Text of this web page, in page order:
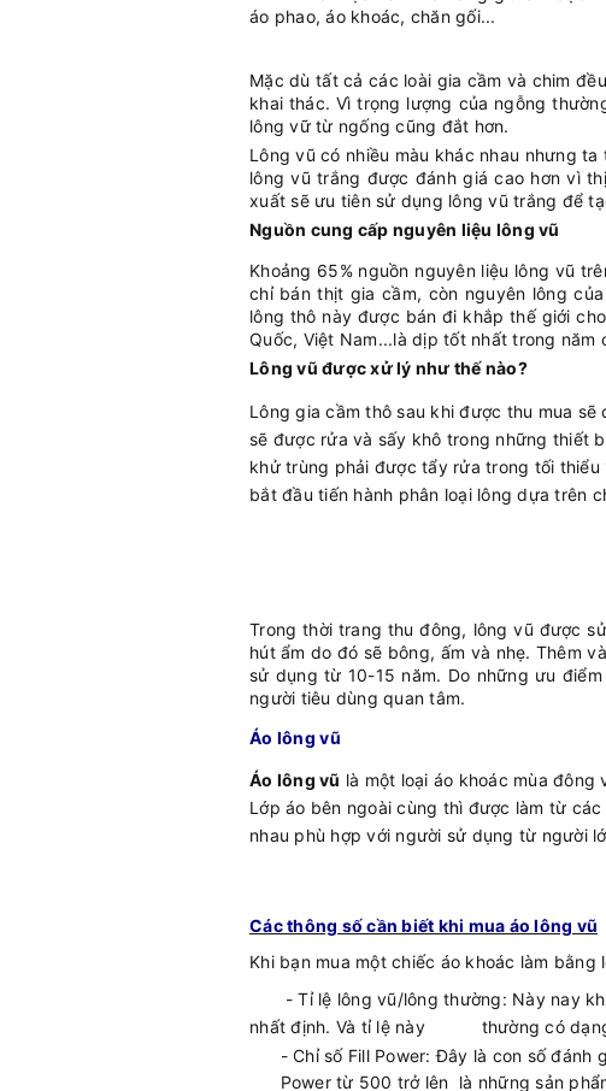
áo phao, áo khoác, chăn gối...
Mặc dù tất cả các loài gia cầm và chim
khai thác. Vì trọng lượng của ngỗng
lông vữ từ ngống cũng đắt hơn.
Lông vũ có nhiều màu khác nhau nhưng
lông vũ trắng được đánh giá cao hơn vì
xuất sẽ ưu tiên sử dụng lông vũ trắng để
Nguồn cung cấp nguyên liệu lông vũ
Khoảng 65% nguồn nguyên liệu lông vũ
chỉ bán thịt gia cầm, còn nguyên lông
lông thô này được bán đi khắp thế giới
Quốc, Việt Nam...là dịp tốt nhất trong
Lông vũ được xử lý như thế nào?
Lông gia cầm thô sau khi được thu mua
sẽ được rửa và sấy khô trong những thiết
khử trùng phải được tẩy rửa trong tối
bắt đầu tiến hành phân loại lông dựa trên
Trongthời trang thu đông, lông vũ được
hút ẩm do đó sẽ bông, ấm và nhẹ. Thêm
sử dụng từ 10-15 năm. Do những ưu
người tiêu dùng quan tâm.
Áo lông vũ
Áo lông vũ là một loại áo khoác mùa đông
Lớp áo bên ngoài cùng thì được làm từ
nhau phù hợp với người sử dụng từ người
Các thông số cần biết khi mua áo lông vũ
Khi bạn mua một chiếc áo khoác làm
- Tỉ lệ lông vũ/lông thường: Này nay khi
nhất định. Và tỉ lệ này thường có dạng
- Chỉ số Fill Power: Đây là con số đánh
Power từ 500 trở lên là những sản